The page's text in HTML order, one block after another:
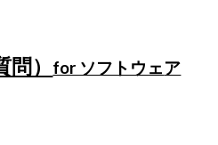
） for ソフトウェア